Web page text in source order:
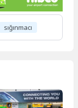
sığınmacı